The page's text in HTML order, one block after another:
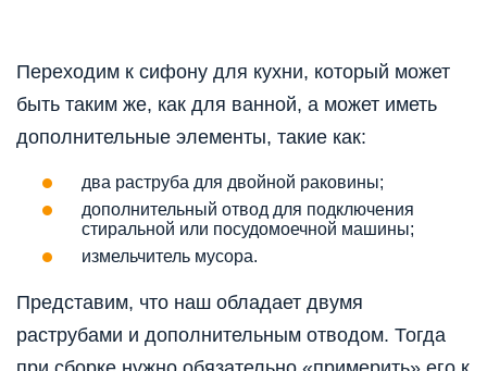
Переходим к сифону для кухни, который может
быть таким же, как для ванной, а может иметь
дополнительные элементы, такие как:
два раструба для двойной раковины;
дополнительный отвод для подключения
стиральной или посудомоечной машины;
измельчитель мусора.
Представим, что наш обладает двумя
раструбами и дополнительным отводом. Тогда